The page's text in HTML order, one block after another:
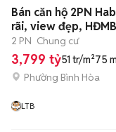
Bán căn hộ 2PN
rãi, view đẹp, HĐMB
2 PN Chung cư
3,799 tỷ51 tr/m²75
Phường Bình Hòa
LTB